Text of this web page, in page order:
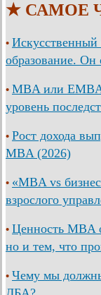
★ САМОЕ
• Искусственный
образование. Он
• MBA или
уровень
• Рост дохода
MBA (2026)
• «MBA vs
взрослого
• Ценность MBA
но и тем, что
• Чему мы